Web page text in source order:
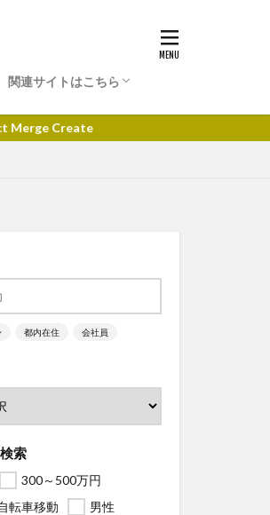
関連サイトはこちら
投資情報サイト
都内在住 会社員
索
300～500万円
転車移動
男性